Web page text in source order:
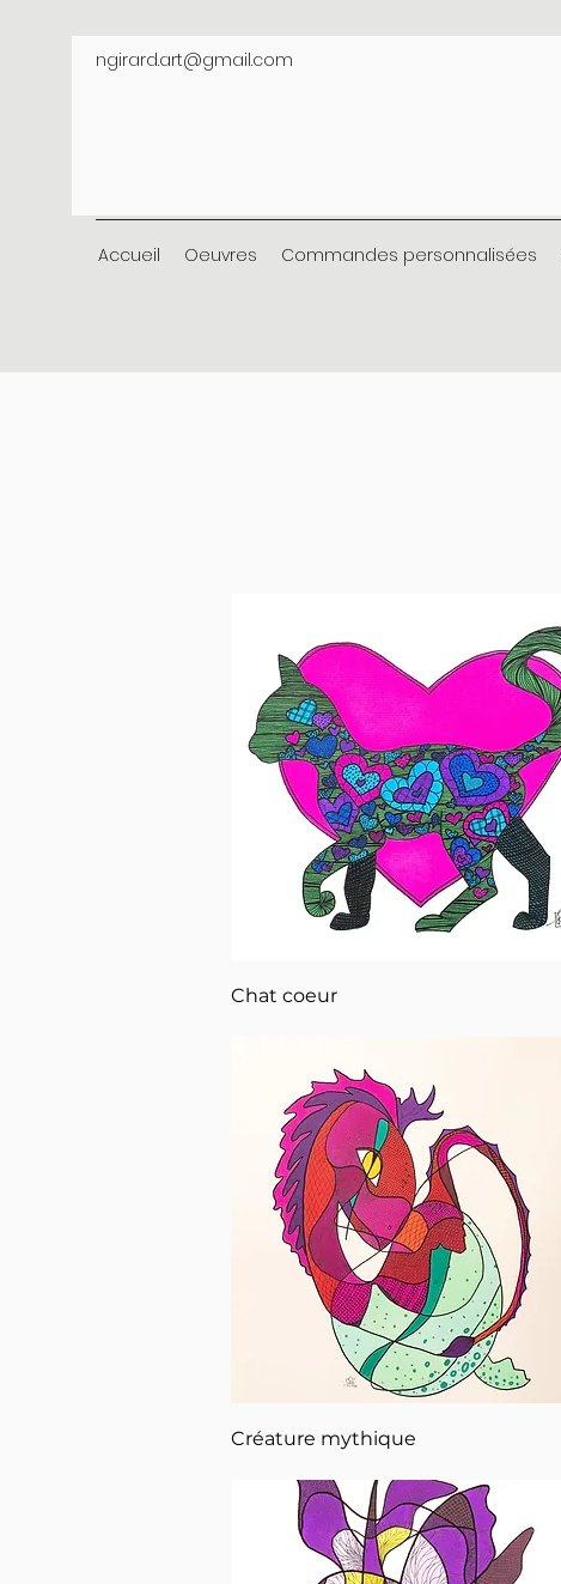
ngirard.art@gmail.com
Accueil Oeuvres Commandes personnalisées
Chat coeur
Aperçu rapide
Créature mythique